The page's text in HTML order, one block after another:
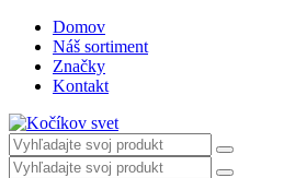
Domov
Náš sortiment
Značky
Kontakt